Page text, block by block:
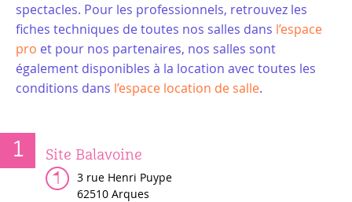
spectacles. Pour les professionnels, retrouvez les
fiches techniques de toutes nos salles dans l’espace
pro et pour nos partenaires, nos salles sont
également disponibles à la location avec toutes les
conditions dans l’espace location de salle.
1
Site Balavoine
3 rue Henri Puype
62510 Arques